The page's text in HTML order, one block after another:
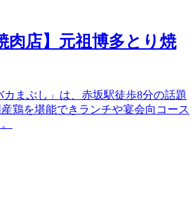
肉店】元祖博多とり焼
カまぶし」は、赤坂駅徒歩8分の話題
鶏を堪能できランチや宴会向コース